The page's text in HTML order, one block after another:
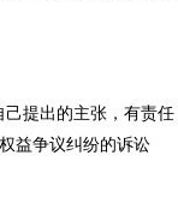
提出的主张，有责任
益争议纠纷的诉讼